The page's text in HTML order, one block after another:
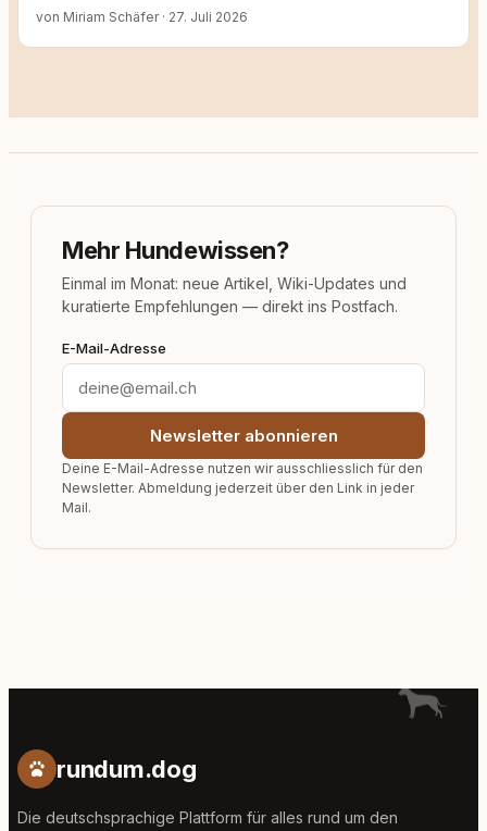
von Miriam Schäfer · 27. Juli 2026
Mehr Hundewissen?
Einmal im Monat: neue Artikel, Wiki-Updates und
kuratierte Empfehlungen — direkt ins Postfach.
E-Mail-Adresse
Newsletter abonnieren
Deine E-Mail-Adresse nutzen wir ausschliesslich für den
Newsletter. Abmeldung jederzeit über den Link in jeder
Mail.
rundum.dog
Die deutschsprachige Plattform für alles rund um den